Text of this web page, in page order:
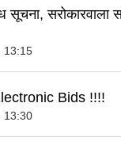
सूचना, सरोकारवाला
13:15
Bids !!!!
13:30